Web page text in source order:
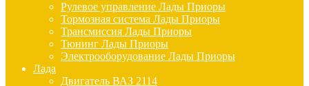
Рулевое управление Лады Приоры
Тормозная система Лады Приоры
Трансмиссия Лады Приоры
Тюнинг Лады Приоры
Электрооборудование Лады Приоры
Лада
Двигатель ВАЗ 2114